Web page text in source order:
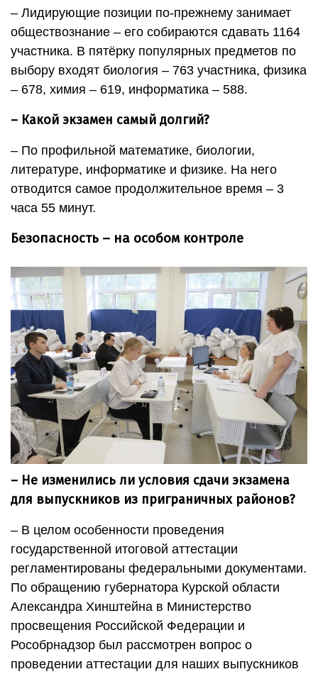
– Лидирующие позиции по-прежнему занимает
обществознание – его собираются сдавать 1164
участника. В пятёрку популярных предметов по
выбору входят биология – 763 участника, физика
– 678, химия – 619, информатика – 588.
– Какой экзамен самый долгий?
– По профильной математике, биологии,
литературе, информатике и физике. На него
отводится самое продолжительное время – 3
часа 55 минут.
Безопасность – на особом контроле
– Не изменились ли условия сдачи экзамена
для выпускников из приграничных районов?
– В целом особенности проведения
государственной итоговой аттестации
регламентированы федеральными документами.
По обращению губернатора Курской области
Александра Хинштейна в Министерство
просвещения Российской Федерации и
Рособрнадзор был рассмотрен вопрос о
проведении аттестации для наших выпускников